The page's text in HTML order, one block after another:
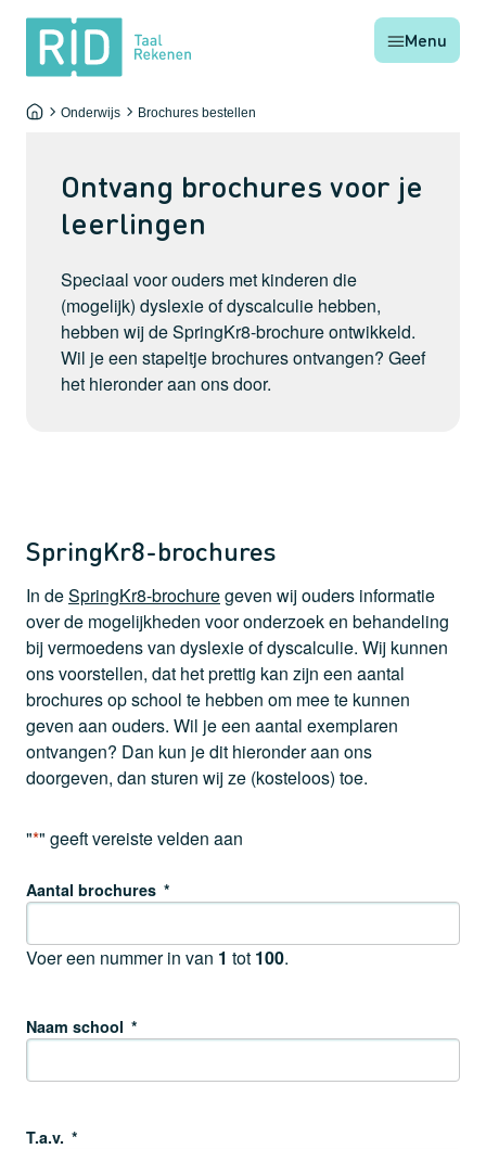
RID
Taal
Rekenen
Menu
Home
-
Onderwijs -
Brochures bestellen
Ontvang brochures voor je
leerlingen
Speciaal voor ouders met kinderen die
(mogelijk) dyslexie of dyscalculie hebben,
hebben wij de SpringKr8-brochure ontwikkeld.
Wil je een stapeltje brochures ontvangen? Geef
het hieronder aan ons door.
SpringKr8-brochures
In deSpringKr8-brochuregeven wij ouders informatie
over de mogelijkheden voor onderzoek en behandeling
bij vermoedens van dyslexie of dyscalculie. Wij kunnen
ons voorstellen, dat het prettig kan zijn een aantal
brochures op school te hebben om mee te kunnen
geven aan ouders. Wil je een aantal exemplaren
ontvangen? Dan kun je dit hieronder aan ons
doorgeven, dan sturen wij ze (kosteloos) toe.
"*" geeft vereiste velden aan
Aantal brochures *
Voer een nummer in van 1 tot 100.
Naam school *
T.a.v. *